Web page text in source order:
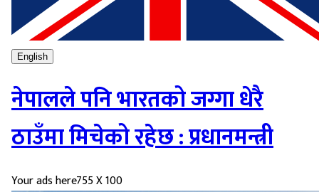
English
नेपालले पनि भारतको जग्गा धेरै
ठाउँमा मिचेको रहेछ : प्रधानमन्त्री
Your ads here755 X 100